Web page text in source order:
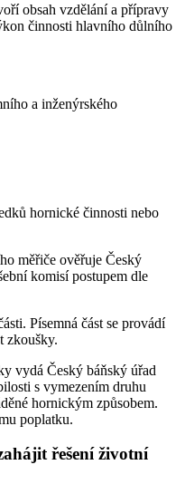
obsah vzdělání a přípravy
činnosti hlavního důlního
a inženýrského
hornické činnosti nebo
měřiče ověřuje Český
komisí postupem dle
Písemná část se provádí
zkoušky.
vydá Český báňský úřad
s vymezením druhu
hornickým způsobem.
poplatku.
řešení životní